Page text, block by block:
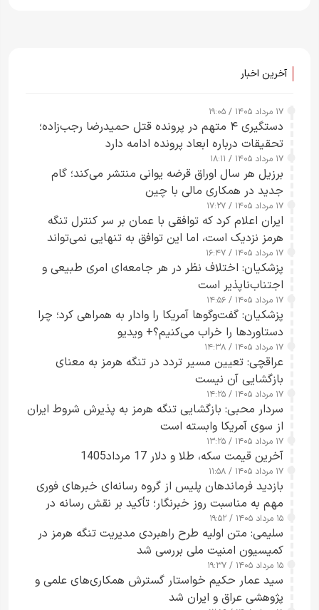
آخرین اخبار
۱۷ مرداد ۱۴۰۵ / ۱۹:۰۵
دستگیری ۴ متهم در پرونده قتل حمیدرضا رجب‌زاده؛
تحقیقات درباره ابعاد پرونده ادامه دارد
۱۷ مرداد ۱۴۰۵ / ۱۸:۱۱
برزیل هر سال اوراق قرضه یوانی منتشر می‌کند؛ گام
جدید در همکاری مالی با چین
۱۷ مرداد ۱۴۰۵ / ۱۷:۲۷
ایران اعلام کرد که توافقی با عمان بر سر کنترل تنگه
هرمز نزدیک است، اما این توافق به تنهایی نمی‌تواند
آبراه را آزاد کند
۱۷ مرداد ۱۴۰۵ / ۱۶:۴۷
پزشکیان: اختلاف نظر در هر جامعه‌ای امری طبیعی و
اجتناب‌ناپذیر است
۱۷ مرداد ۱۴۰۵ / ۱۴:۵۶
پزشکیان: گفت‌وگوها آمریکا را وادار به همراهی کرد؛ چرا
دستاوردها را خراب می‌کنیم؟+ ویدیو
۱۷ مرداد ۱۴۰۵ / ۱۴:۳۸
عراقچی: تعیین مسیر تردد در تنگه هرمز به معنای
بازگشایی آن نیست
۱۷ مرداد ۱۴۰۵ / ۱۴:۲۵
سردار محبی: بازگشایی تنگه هرمز به پذیرش شروط ایران
از سوی آمریکا وابسته است
۱۷ مرداد ۱۴۰۵ / ۱۳:۲۵
آخرین قیمت سکه، طلا و دلار 17 مرداد1405
۱۷ مرداد ۱۴۰۵ / ۱۱:۵۸
بازدید فرماندهان پلیس از گروه رسانه‌ای خبرهای فوری
مهم به مناسبت روز خبرنگار؛ تأکید بر نقش رسانه در
تقویت امنیت و اعتماد عمومی
۱۵ مرداد ۱۴۰۵ / ۱۹:۵۲
سلیمی: متن اولیه طرح راهبردی مدیریت تنگه هرمز در
کمیسیون امنیت ملی بررسی شد
۱۵ مرداد ۱۴۰۵ / ۱۹:۳۷
سید عمار حکیم خواستار گسترش همکاری‌های علمی و
پژوهشی عراق و ایران شد